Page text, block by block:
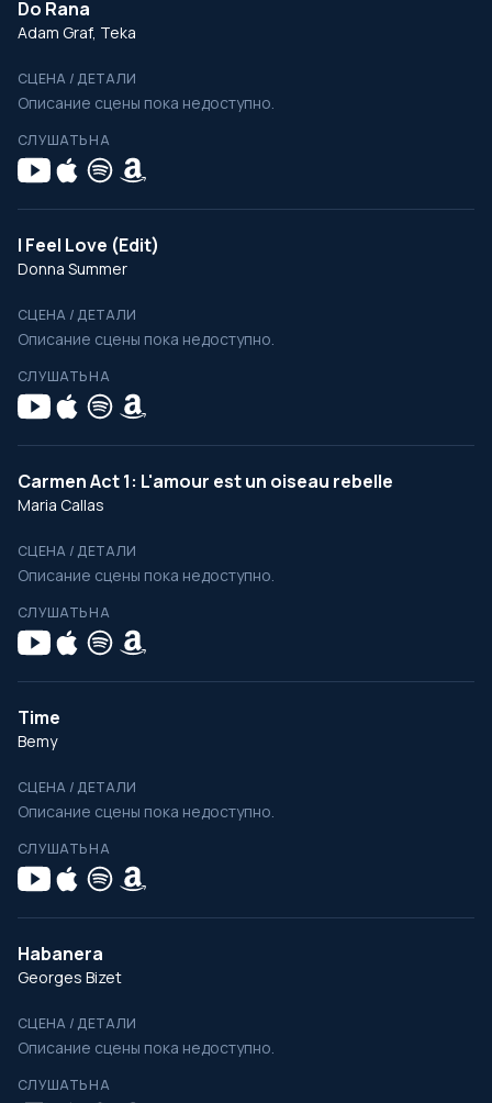
Do Rana
Adam Graf, Teka
СЦЕНА / ДЕТАЛИ
Описание сцены пока недоступно.
СЛУШАТЬ НА
I Feel Love (Edit)
Donna Summer
СЦЕНА / ДЕТАЛИ
Описание сцены пока недоступно.
СЛУШАТЬ НА
Carmen Act 1: L'amour est un oiseau rebelle
Maria Callas
СЦЕНА / ДЕТАЛИ
Описание сцены пока недоступно.
СЛУШАТЬ НА
Time
Bemy
СЦЕНА / ДЕТАЛИ
Описание сцены пока недоступно.
СЛУШАТЬ НА
Habanera
Georges Bizet
СЦЕНА / ДЕТАЛИ
Описание сцены пока недоступно.
СЛУШАТЬ НА